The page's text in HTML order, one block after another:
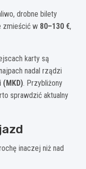
drobne bilety
zmieścić w 80–130 €,
karty są
nadal rządzi
(MKD). Przybliżony
sprawdzić aktualny
inaczej niż nad